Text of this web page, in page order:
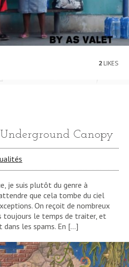
2LIKES
Canopy
je suis plutôt du genre à
que cela tombe du ciel
On reçoit de nombreux
toujours le temps de traiter, et
les spams. En […]